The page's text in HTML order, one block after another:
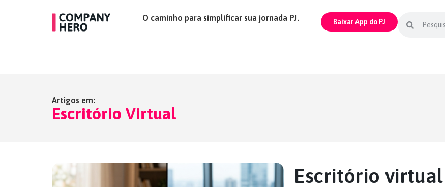
O caminho para simplificar sua jornada PJ. Baixar App do PJ
Artigos em:
Escritório Virtual
Escritório